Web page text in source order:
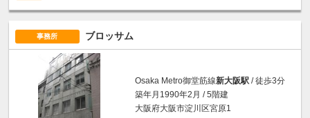
事務所 ブロッサム
Osaka Metro御堂筋線新大阪駅 / 徒歩3分
築年月1990年2月 / 5階建
大阪府大阪市淀川区宮原1